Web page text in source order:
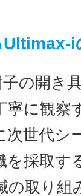
Ultimax-i
の開き
寧に観察
世代シ
を採取す
の取り組